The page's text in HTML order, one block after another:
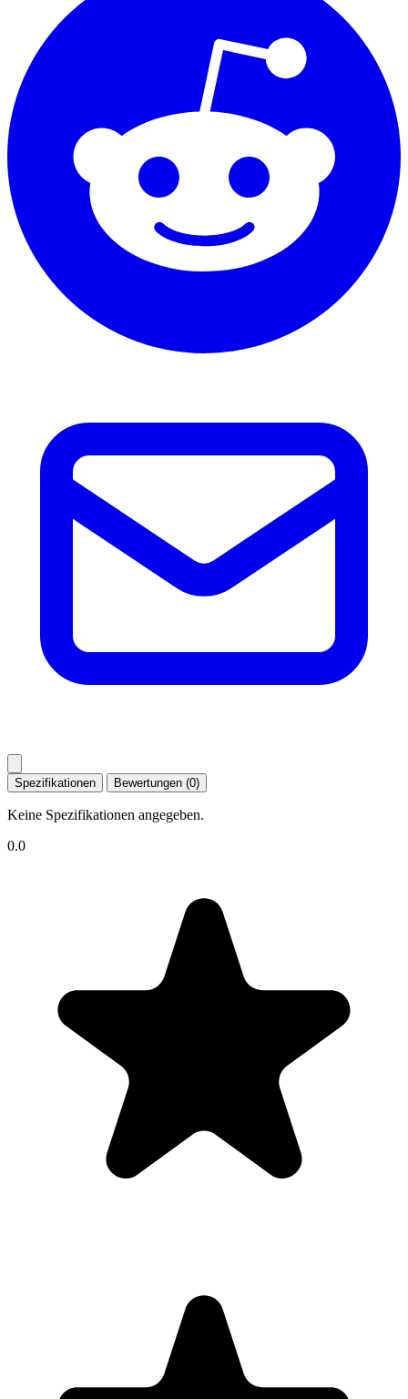
Spezifikationen Bewertungen (0)
Keine Spezifikationen angegeben.
0.0